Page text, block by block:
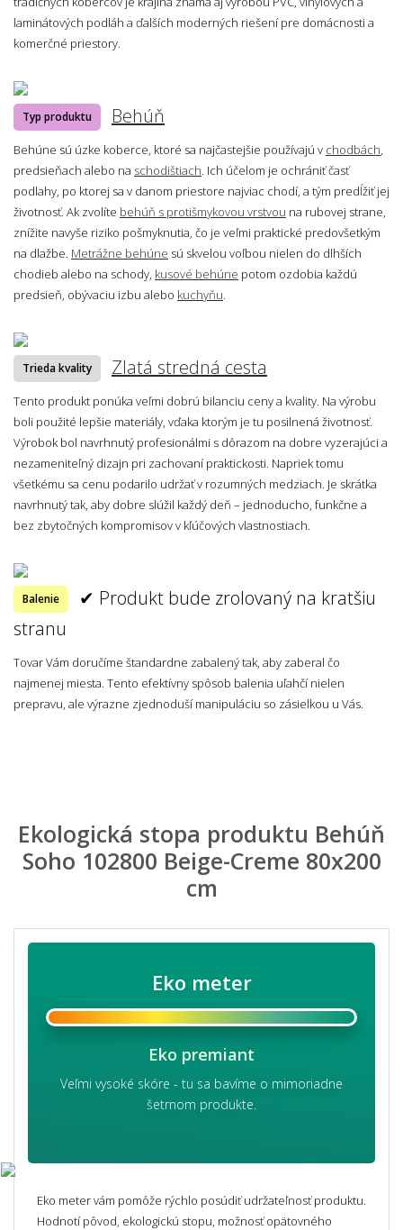
laminátových podláh a ďalších moderných riešení pre domácnosti a
komerčné priestory.
Typ produktu Behúň
Behúne sú úzke koberce, ktoré sa najčastejšie používajú v chodbách,
predsieňach alebo na schodištiach. Ich účelom je ochrániť časť
podlahy, po ktorej sa v danom priestore najviac chodí, a tým predĺžiť jej
životnosť. Ak zvolíte behúň s protišmykovou vrstvou na rubovej strane,
znížite navyše riziko pošmyknutia, čo je veľmi praktické predovšetkým
na dlažbe. Metrážne behúne sú skvelou voľbou nielen do dlhších
chodieb alebo na schody, kusové behúne potom ozdobia každú
predsieň, obývaciu izbu alebo kuchyňu.
Trieda kvality Zlatá stredná cesta
Tento produkt ponúka veľmi dobrú bilanciu ceny a kvality. Na výrobu
boli použité lepšie materiály, vďaka ktorým je tu posilnená životnosť.
Výrobok bol navrhnutý profesionálmi s dôrazom na dobre vyzerajúci a
nezameniteľný dizajn pri zachovaní praktickosti. Napriek tomu
všetkému sa cenu podarilo udržať v rozumných medziach. Je skrátka
navrhnutý tak, aby dobre slúžil každý deň – jednoducho, funkčne a
bez zbytočných kompromisov v kľúčových vlastnostiach.
Balenie
✔ Produkt bude zrolovaný na kratšiu
stranu
Tovar Vám doručíme štandardne zabalený tak, aby zaberal čo
najmenej miesta. Tento efektívny spôsob balenia uľahčí nielen
prepravu, ale výrazne zjednoduší manipuláciu so zásielkou u Vás.
Ekologická stopa produktu Behúň
Soho 102800 Beige-Creme 80x200
cm
Eko meter
Eko premiant
Veľmi vysoké skóre - tu sa bavíme o mimoriadne
šetrnom produkte.
Eko meter vám pomôže rýchlo posúdiť udržateľnosť produktu.
Hodnotí pôvod, ekologickú stopu, možnosť opätovného